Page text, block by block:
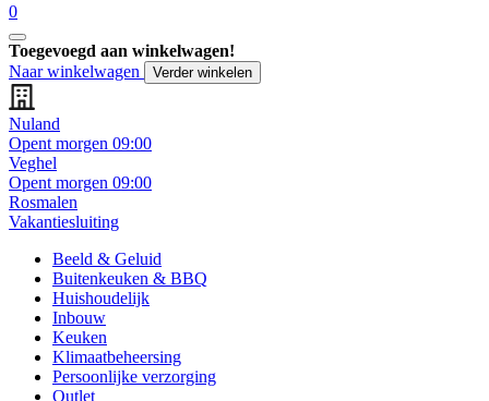
0
Toegevoegd aan winkelwagen!
Naar winkelwagen
Verder winkelen
Nuland
Opent morgen 09:00
Veghel
Opent morgen 09:00
Rosmalen
Vakantiesluiting
Beeld & Geluid
Buitenkeuken & BBQ
Huishoudelijk
Inbouw
Keuken
Klimaatbeheersing
Persoonlijke verzorging
Outlet